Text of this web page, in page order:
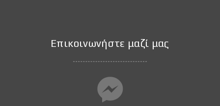
Επικοινωνήστε μαζί μας